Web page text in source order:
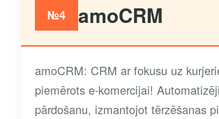
№4 amoCRM
amoCRM: CRM ar fokusu uz
piemērots e-komercijai!
pārdošanu, izmantojot tērzēšanas